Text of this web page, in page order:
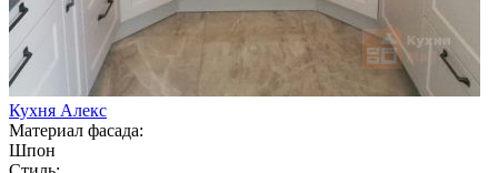
Кухня Алекс
Материал фасада:
Шпон